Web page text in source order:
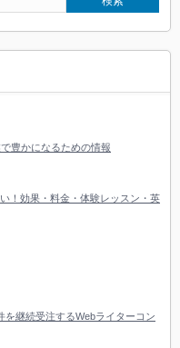
豊かになるための情報
！効果・料金・体験レッスン・英
継続受注するWebライターコン